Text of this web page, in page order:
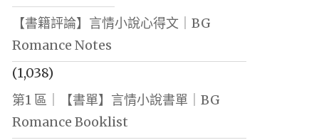
【書籍評論】言情小說心得文｜BG
Romance Notes
(1,038)
第1 區｜【書單】言情小說書單｜BG
Romance Booklist